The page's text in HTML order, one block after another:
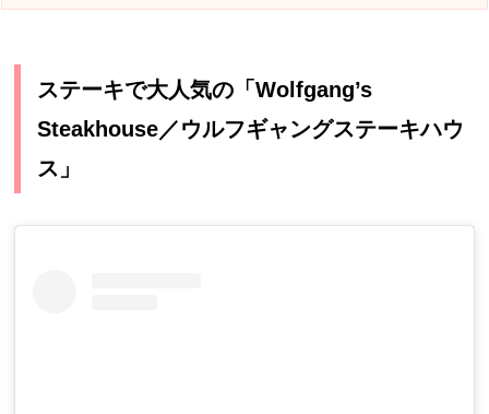
ステーキで大人気の「Wolfgang’s
Steakhouse／ウルフギャングステーキハウ
ス」